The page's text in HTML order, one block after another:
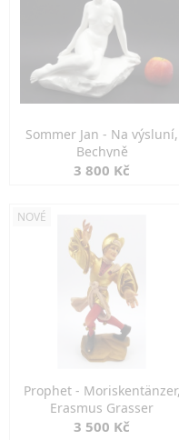
Sommer Jan - Na výsluní,
Bechyně
3 800 Kč
NOVÉ
Prophet - Moriskentänzer,
Erasmus Grasser
3 500 Kč